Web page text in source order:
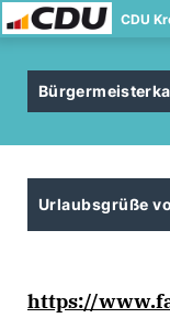
CDU
Urlaubsgrüße
https://